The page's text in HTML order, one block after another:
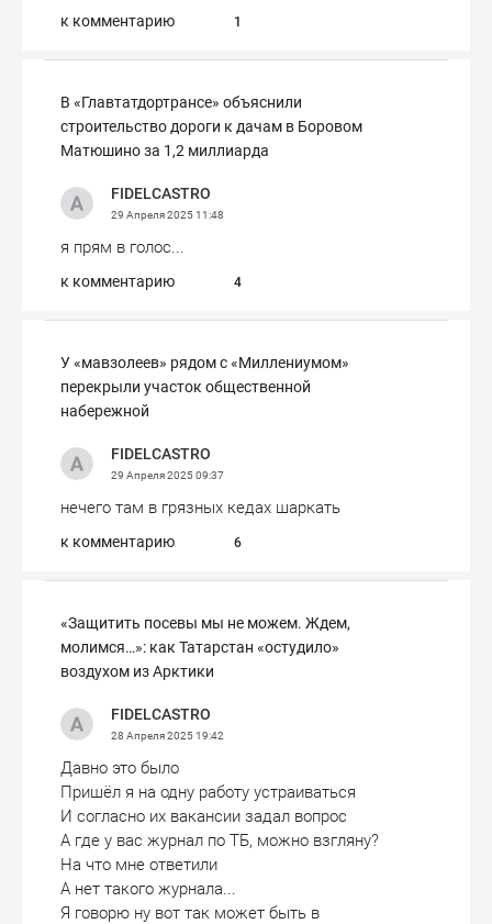
к комментарию 1
В «Главтатдортрансе» объяснили
строительство дороги к дачам в Боровом
Матюшино за 1,2 миллиарда
FIDELCASTRO
29 Апреля 202511:48
я прям в голос...
к комментарию 4
У «мавзолеев» рядом с «Миллениумом»
перекрыли участок общественной
набережной
FIDELCASTRO
29 Апреля 202509:37
нечего там в грязных кедах шаркать
к комментарию 6
«Защитить посевы мы не можем. Ждем,
молимся…»: как Татарстан «остудило»
воздухом из Арктики
FIDELCASTRO
28 Апреля 202519:42
Давно это было
Пришёл я на одну работу устраиваться
И согласно их вакансии задал вопрос
А где у вас журнал по ТБ, можно взгляну?
На что мне ответили
А нет такого журнала...
Я говорю ну вот так может быть в